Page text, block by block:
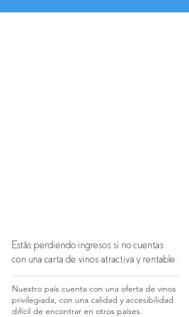
Estás perdiendo ingresos si no cuentas
con una carta de vinos atractiva y rentable.
Nuestro país cuenta con una oferta de vinos
privilegiada, con una calidad y accesibilidad
difícil de encontrar en otros países.